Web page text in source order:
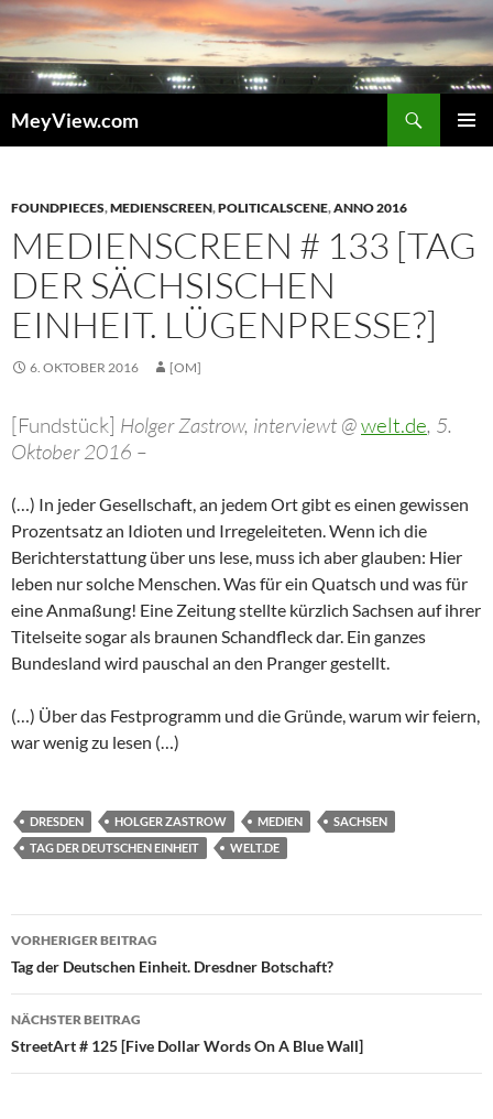
Zum
Inhalt
springen
MeyView.com
FOUNDPIECES,MEDIENSCREEN,POLITICALSCENE,ANNO 2016
MEDIENSCREEN # 133 [TAG
DER SÄCHSISCHEN
EINHEIT. LÜGENPRESSE?]
6. OKTOBER 2016 [OM]
[Fundstück] Holger Zastrow, interviewt @welt.de, 5.
Oktober 2016 –
(…) In jeder Gesellschaft, an jedem Ort gibt es einen gewissen
Prozentsatz an Idioten und Irregeleiteten. Wenn ich die
Berichterstattung über uns lese, muss ich aber glauben: Hier
leben nur solche Menschen. Was für ein Quatsch und was für
eine Anmaßung! Eine Zeitung stellte kürzlich Sachsen auf ihrer
Titelseite sogar als braunen Schandfleck dar. Ein ganzes
Bundesland wird pauschal an den Pranger gestellt.
(…) Über das Festprogramm und die Gründe, warum wir feiern,
war wenig zu lesen (…)
DRESDEN HOLGER ZASTROW MEDIEN
SACHSEN
TAG DER DEUTSCHEN EINHEIT
WELT.DE
Beitragsnavigation
VORHERIGER BEITRAG
Tag der Deutschen Einheit. Dresdner Botschaft?
NÄCHSTER BEITRAG
StreetArt # 125 [Five Dollar Words On A Blue Wall]